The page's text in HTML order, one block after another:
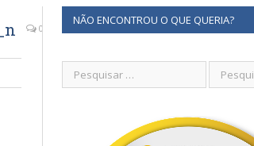
0
NÃO ENCONTROU O QUE QUERIA?